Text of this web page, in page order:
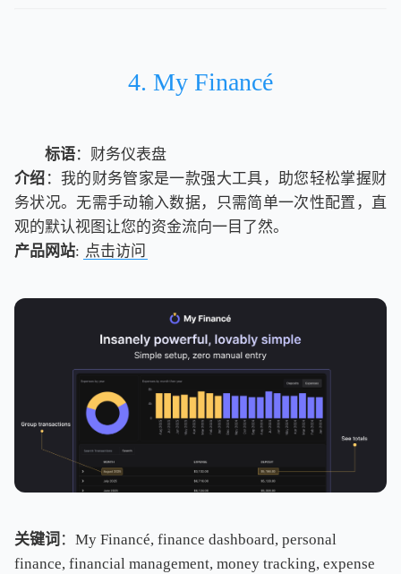
4. My Financé
标语：财务仪表盘
介绍 ：我的财务管家是一款强大工具，助您轻松掌握财
务状况。无需手动输入数据，只需简单一次性配置，直
观的默认视图让您的资金流向一目了然。
产品网站: 点击访问
关键词 ：My Financé, finance dashboard, personal
finance, financial management, money tracking, expense